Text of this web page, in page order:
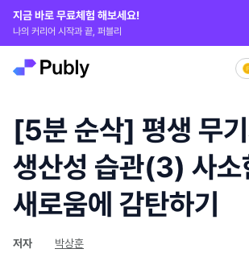
지금 바로 무료체험 해보세요!
나의 커리어 시작과 끝, 퍼블리
[5분 순삭] 평생 무
생산성 습관(3) 사소
새로움에 감탄하기
저자 박상훈